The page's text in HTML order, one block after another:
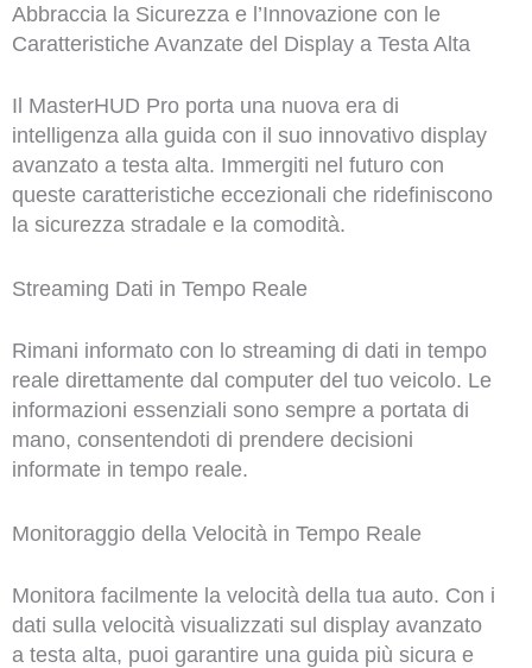
Abbraccia la Sicurezza e l’Innovazione con le
Caratteristiche Avanzate del Display a Testa Alta
Il MasterHUD Pro porta una nuova era di
intelligenza alla guida con il suo innovativo display
avanzato a testa alta. Immergiti nel futuro con
queste caratteristiche eccezionali che ridefiniscono
la sicurezza stradale e la comodità.
Streaming Dati in Tempo Reale
Rimani informato con lo streaming di dati in tempo
reale direttamente dal computer del tuo veicolo. Le
informazioni essenziali sono sempre a portata di
mano, consentendoti di prendere decisioni
informate in tempo reale.
Monitoraggio della Velocità in Tempo Reale
Monitora facilmente la velocità della tua auto. Con i
dati sulla velocità visualizzati sul display avanzato
a testa alta, puoi garantire una guida più sicura e